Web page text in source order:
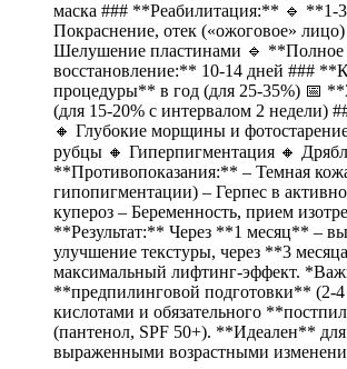
маска ### **Реабилитация:** 🔹 **1-
Покраснение, отек («ожоговое»
Шелушение пластинами 🔹 **Полное
восстановление:** 10-14 дней ###
процедуры** в год (для 25-35%) 📅
(для 15-20% с интервалом 2 недели)
🔸 Глубокие морщины и
рубцы 🔸 Гиперпигментация 🔸
**Противопоказания:** – Темная
гипопигментации) – Герпес в
купероз – Беременность, прием
**Результат:** Через **1 месяц** –
улучшение текстуры, через **3
максимальный лифтинг-эффект.
**предпилинговой подготовки** (2-
кислотами и обязательного
(пантенол, SPF 50+). **Идеален**
выраженными возрастными